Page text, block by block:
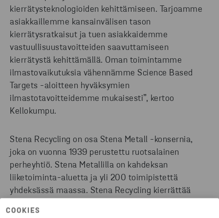
COOKIES
kierrätysteknologioiden kehittämiseen. Tarjoamme
asiakkaillemme kansainvälisen tason
kierrätysratkaisut ja tuen asiakkaidemme
vastuullisuustavoitteiden saavuttamiseen
kierrätystä kehittämällä. Oman toimintamme
ilmastovaikutuksia vähennämme Science Based
Targets -aloitteen hyväksymien
ilmastotavoitteidemme mukaisesti”, kertoo
Kellokumpu.
Stena Recycling on osa Stena Metall -konsernia,
joka on vuonna 1939 perustettu ruotsalainen
perheyhtiö. Stena Metallilla on kahdeksan
liiketoiminta-aluetta ja yli 200 toimipistettä
yhdeksässä maassa. Stena Recycling kierrättää